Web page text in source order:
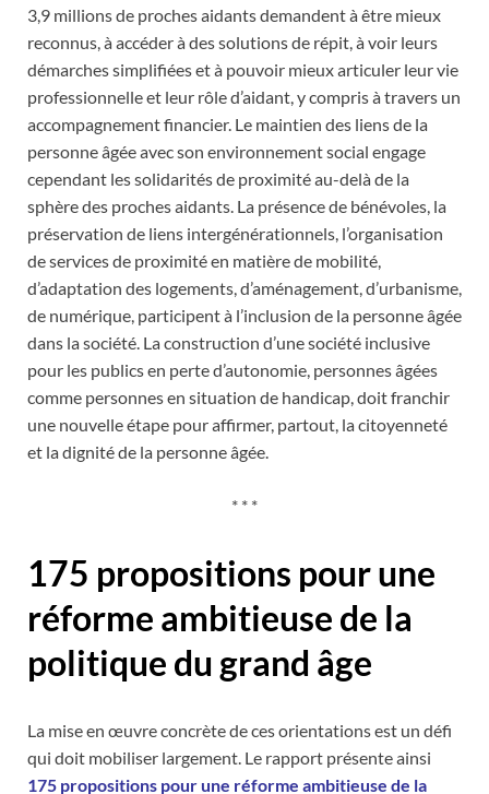
3,9 millions de proches aidants demandent à être mieux
reconnus, à accéder à des solutions de répit, à voir leurs
démarches simplifiées et à pouvoir mieux articuler leur vie
professionnelle et leur rôle d’aidant, y compris à travers un
accompagnement financier. Le maintien des liens de la
personne âgée avec son environnement social engage
cependant les solidarités de proximité au-delà de la
sphère des proches aidants. La présence de bénévoles, la
préservation de liens intergénérationnels, l’organisation
de services de proximité en matière de mobilité,
d’adaptation des logements, d’aménagement, d’urbanisme,
de numérique, participent à l’inclusion de la personne âgée
dans la société. La construction d’une société inclusive
pour les publics en perte d’autonomie, personnes âgées
comme personnes en situation de handicap, doit franchir
une nouvelle étape pour affirmer, partout, la citoyenneté
et la dignité de la personne âgée.
* * *
175 propositions pour une
réforme ambitieuse de la
politique du grand âge
La mise en œuvre concrète de ces orientations est un défi
qui doit mobiliser largement. Le rapport présente ainsi
175 propositions pour une réforme ambitieuse de la